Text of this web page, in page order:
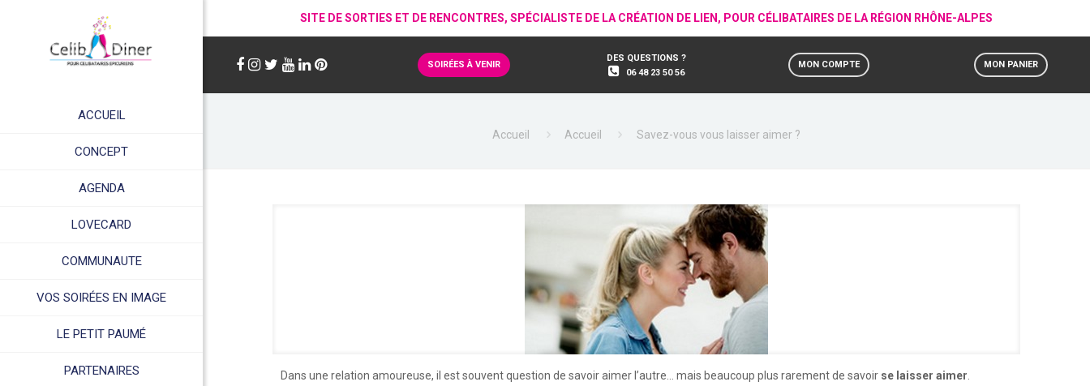
ACCUEIL
CONCEPT
AGENDA
LOVECARD
COMMUNAUTE
VOS SOIRÉES EN IMAGE
LE PETIT PAUMÉ
PARTENAIRES
SITE DE SORTIES ET DE RENCONTRES, SPÉCIALISTE DE LA CRÉATION DE LIEN, POUR CÉLIBATAIRES DE LA RÉGION RHÔNE-ALPES
SOIRÉES À VENIR
DES QUESTIONS ?
06 48 23 50 56
MON COMPTE MON PANIER
Accueil Accueil Savez-vous vous laisser aimer ?
Dans une relation amoureuse, il est souvent question de savoir aimer l’autre… mais beaucoup plus rarement de savoir se laisser aimer